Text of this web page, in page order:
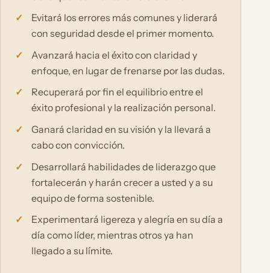
Evitará los errores más comunes y liderará
con seguridad desde el primer momento.
Avanzará hacia el éxito con claridad y
enfoque, en lugar de frenarse por las dudas.
Recuperará por fin el equilibrio entre el
éxito profesional y la realización personal.
Ganará claridad en su visión y la llevará a
cabo con convicción.
Desarrollará habilidades de liderazgo que
fortalecerán y harán crecer a usted y a su
equipo de forma sostenible.
Experimentará ligereza y alegría en su día a
día como líder, mientras otros ya han
llegado a su límite.